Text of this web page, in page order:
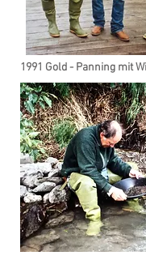
1991 Gold - Panning mit